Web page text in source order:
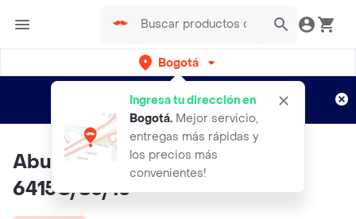
Bogotá
Ingresa tu dirección en
Bogotá. Mejor servicio,
entregas más rápidas y
los precios más
convenientes!
envíos gratis por semanas
Aplican TyC
Abus Candado Cable Tresor
6415C/85/15